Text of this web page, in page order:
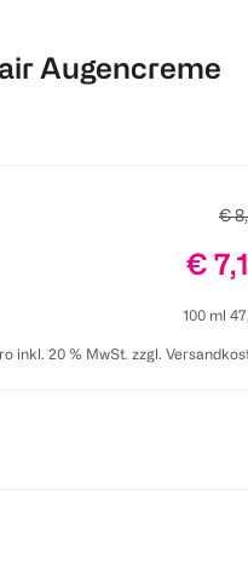
Augencreme
€
€
100 ml
inkl. 20 % MwSt. zzgl.